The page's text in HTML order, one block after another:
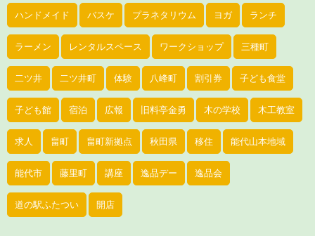
ハンドメイド バスケ プラネタリウム ヨガ ランチ
ラーメン レンタルスペース ワークショップ 三種町
二ツ井 二ツ井町 体験 八峰町 割引券 子ども食堂
子ども館 宿泊 広報 旧料亭金勇 木の学校 木工教室
求人 畠町 畠町新拠点 秋田県 移住 能代山本地域
能代市 藤里町 講座 逸品デー 逸品会
道の駅ふたつい 開店